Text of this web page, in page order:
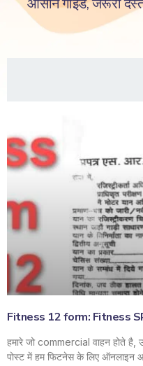
आसान गाइड, जरूरी
Fitness 12 form: Fitness
हमारे जो commercial वाहन होते
पोस्ट में हम फिटनेस के लिए ऑनलाइन